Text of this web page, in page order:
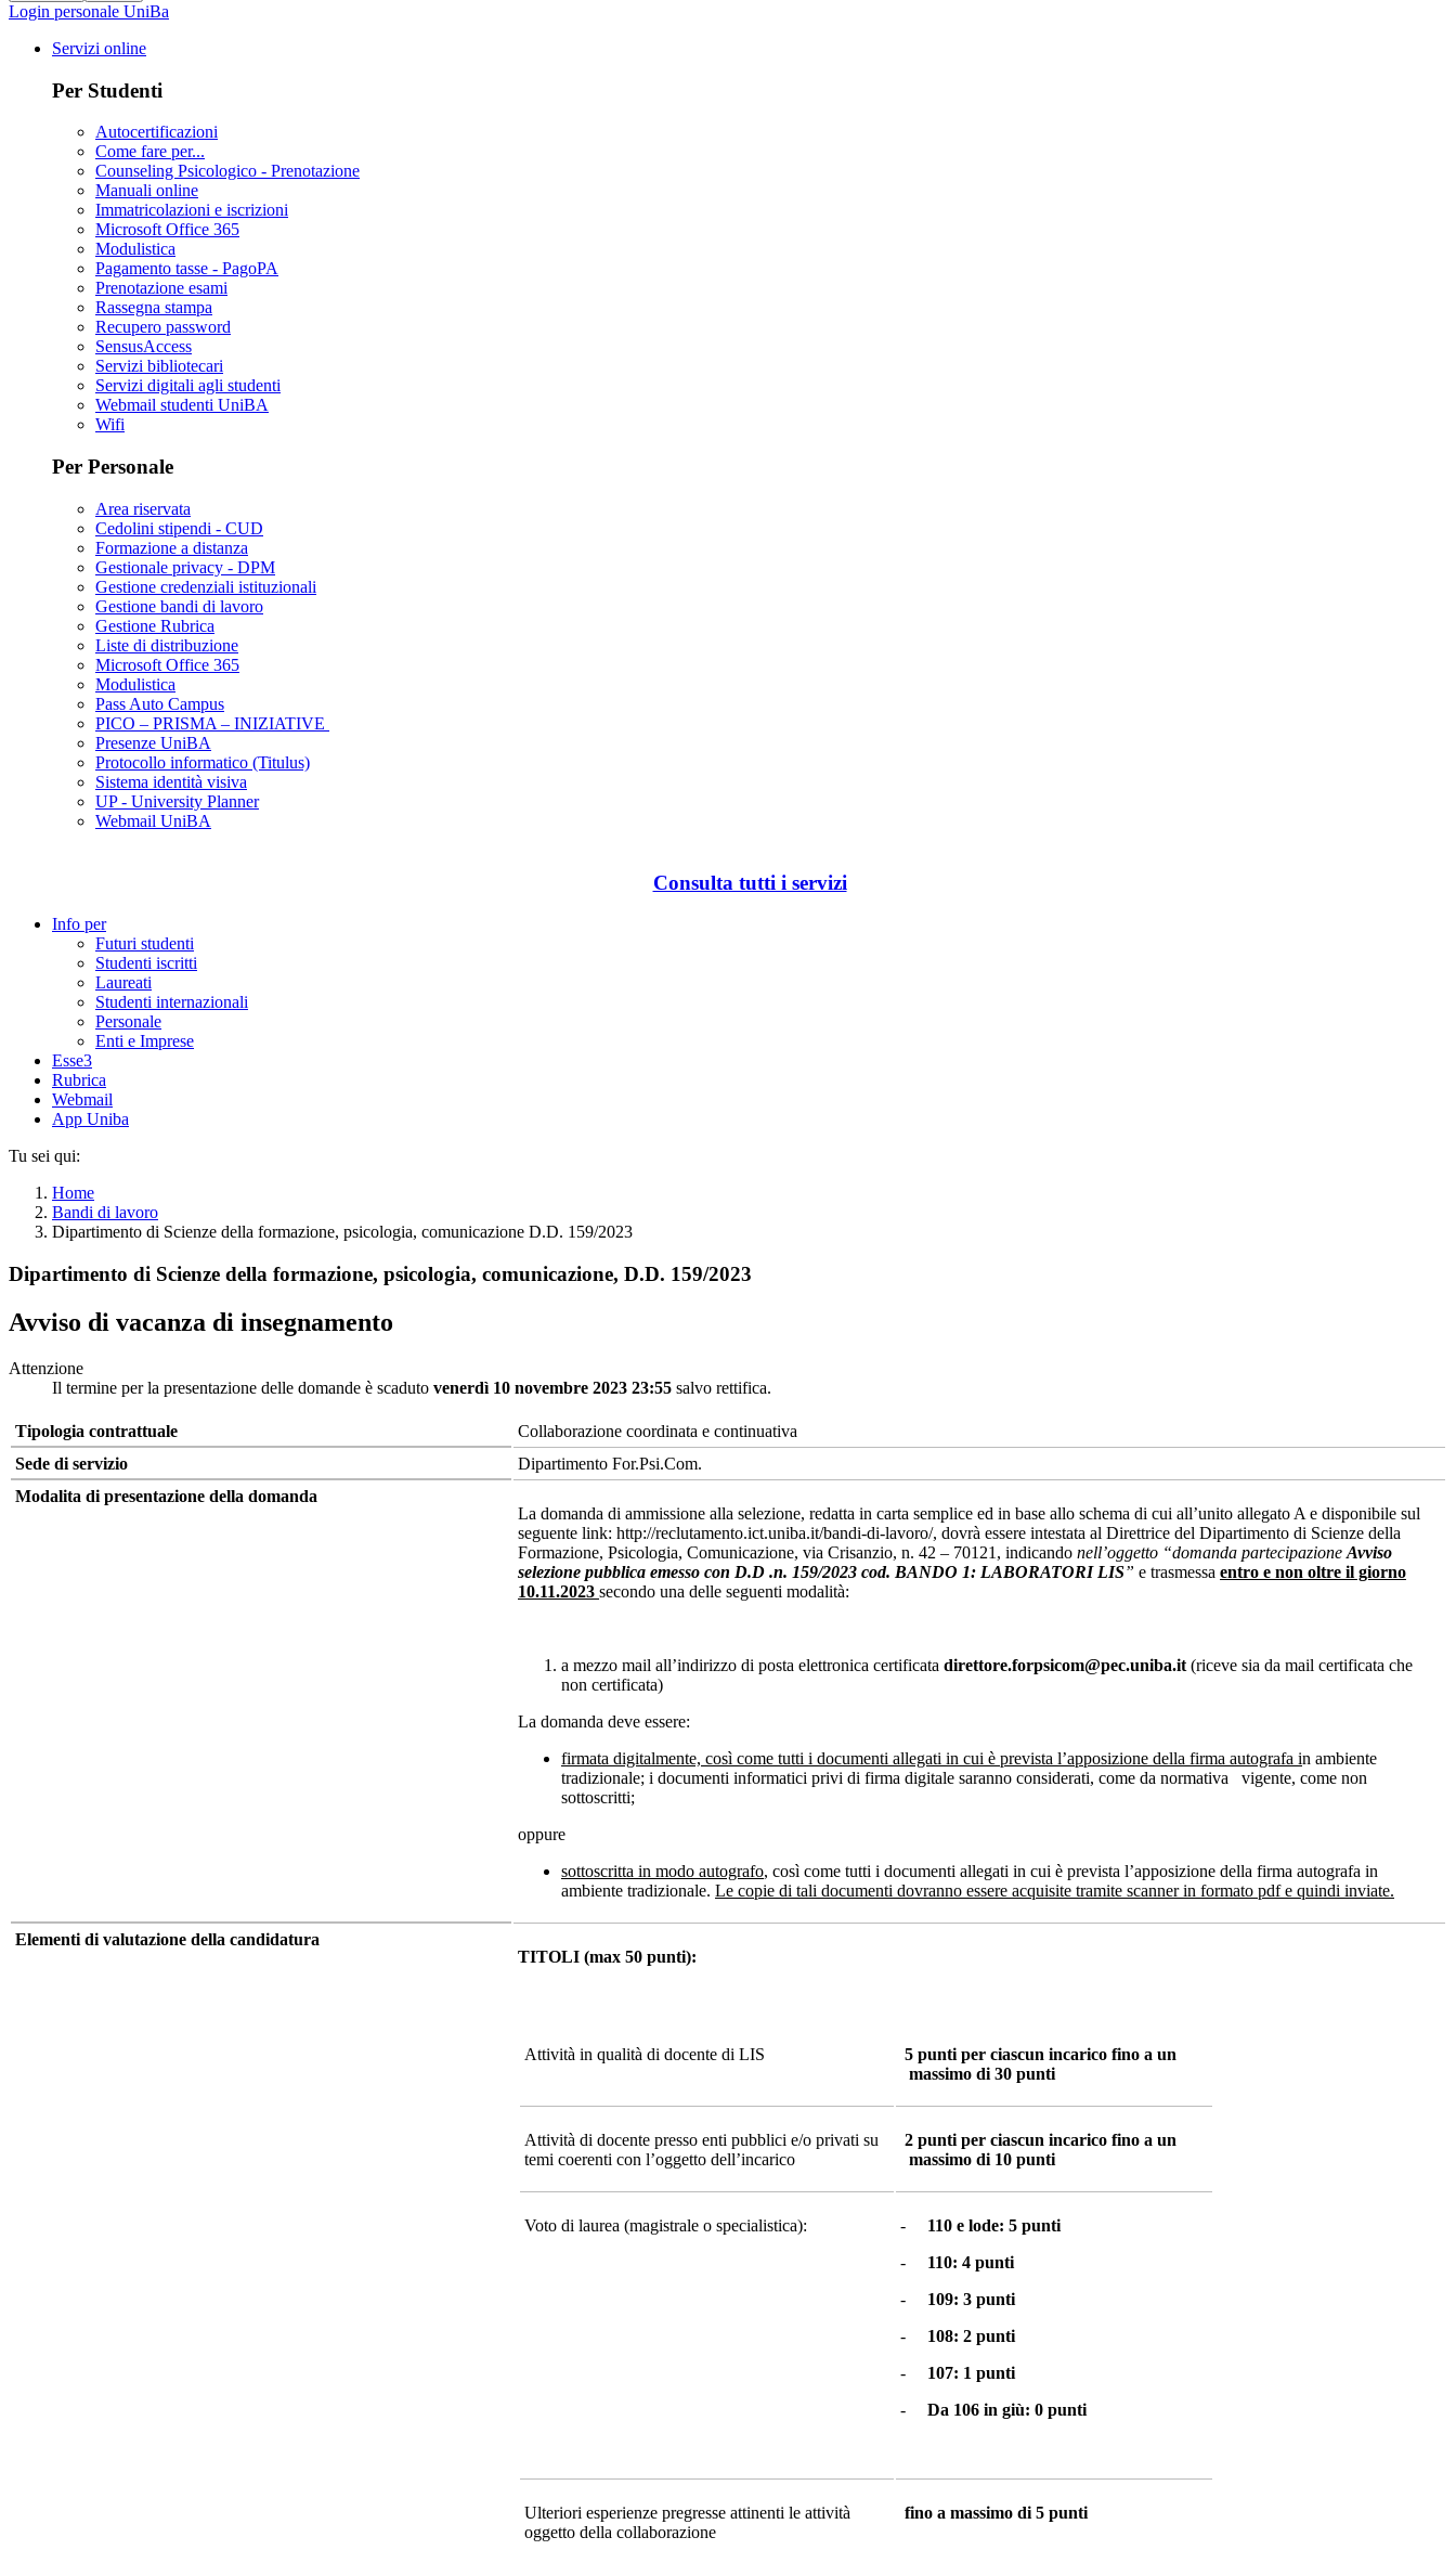
Login personale UniBa
Servizi online
Per Studenti
Autocertificazioni
Come fare per...
Counseling Psicologico - Prenotazione
Manuali online
Immatricolazioni e iscrizioni
Microsoft Office 365
Modulistica
Pagamento tasse - PagoPA
Prenotazione esami
Rassegna stampa
Recupero password
SensusAccess
Servizi bibliotecari
Servizi digitali agli studenti
Webmail studenti UniBA
Wifi
Per Personale
Area riservata
Cedolini stipendi - CUD
Formazione a distanza
Gestionale privacy - DPM
Gestione credenziali istituzionali
Gestione bandi di lavoro
Gestione Rubrica
Liste di distribuzione
Microsoft Office 365
Modulistica
Pass Auto Campus
PICO – PRISMA – INIZIATIVE
Presenze UniBA
Protocollo informatico (Titulus)
Sistema identità visiva
UP - University Planner
Webmail UniBA
Consulta tutti i servizi
Info per
Futuri studenti
Studenti iscritti
Laureati
Studenti internazionali
Personale
Enti e Imprese
Esse3
Rubrica
Webmail
App Uniba
Tu sei qui:
Home
Bandi di lavoro
Dipartimento di Scienze della formazione, psicologia, comunicazione D.D. 159/2023
Dipartimento di Scienze della formazione, psicologia, comunicazione, D.D. 159/2023
Avviso di vacanza di insegnamento
Attenzione
Il termine per la presentazione delle domande è scaduto venerdì 10 novembre 2023 23:55 salvo rettifica.
Tipologia contrattuale
Collaborazione coordinata e continuativa
Sede di servizio
Dipartimento For.Psi.Com.
Modalita di presentazione della domanda
La domanda di ammissione alla selezione, redatta in carta semplice ed in base allo schema di cui all’unito allegato A e disponibile sul
seguente link: http://reclutamento.ict.uniba.it/bandi-di-lavoro/, dovrà essere intestata al Direttrice del Dipartimento di Scienze della
Formazione, Psicologia, Comunicazione, via Crisanzio, n. 42 – 70121, indicando nell’oggetto “domanda partecipazione Avviso
selezione pubblica emesso con D.D .n. 159/2023 cod. BANDO 1: LABORATORI LIS” e trasmessa entro e non oltre il giorno
10.11.2023 secondo una delle seguenti modalità:
a mezzo mail all’indirizzo di posta elettronica certificata direttore.forpsicom@pec.uniba.it (riceve sia da mail certificata che
non certificata)
La domanda deve essere:
firmata digitalmente, così come tutti i documenti allegati in cui è prevista l’apposizione della firma autografa in ambiente
tradizionale; i documenti informatici privi di firma digitale saranno considerati, come da normativa vigente, come non
sottoscritti;
oppure
sottoscritta in modo autografo, così come tutti i documenti allegati in cui è prevista l’apposizione della firma autografa in
ambiente tradizionale. Le copie di tali documenti dovranno essere acquisite tramite scanner in formato pdf e quindi inviate.
Elementi di valutazione della candidatura
TITOLI (max 50 punti):
Attività in qualità di docente di LIS
5 punti per ciascun incarico fino a un
massimo di 30 punti
Attività di docente presso enti pubblici e/o privati su
temi coerenti con l’oggetto dell’incarico
2 punti per ciascun incarico fino a un
massimo di 10 punti
Voto di laurea (magistrale o specialistica): - 110 e lode: 5 punti
- 110: 4 punti
- 109: 3 punti
- 108: 2 punti
- 107: 1 punti
- Da 106 in giù: 0 punti
Ulteriori esperienze pregresse attinenti le attività
oggetto della collaborazione
fino a massimo di 5 punti